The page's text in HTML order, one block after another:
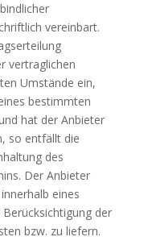
vereinbart.
vertraglichen
Umstände ein,
bestimmten
hat der Anbieter
so entfällt die
des
Der Anbieter
eines
der
bzw. zu liefern.